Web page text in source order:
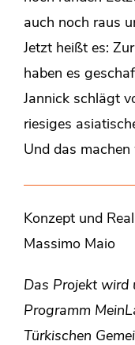
auch noch raus
Jetzt heißt es:
haben es
Jannick schlägt
riesiges
Und das machen
Konzept und
Massimo Maio
Das Projekt wird
Programm
Türkischen